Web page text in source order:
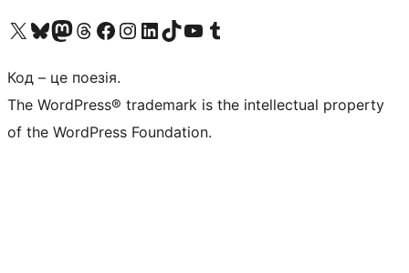
Visit our X (formerly Twitter) account
Visit our Bluesky account
Завітайте до нашої стрічки в Mastodon
Visit our Threads account
Завітайте на нашу сторінку в Facebook
Visit our Instagram account
Visit our LinkedIn account
Visit our TikTok account
Visit our YouTube channel
Visit our Tumblr account
Код – це поезія.
The WordPress® trademark is the intellectual property
of the WordPress Foundation.